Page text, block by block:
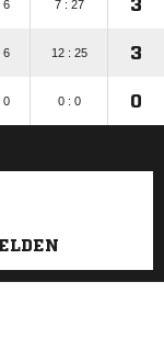
6 7 : 27 3
6 12 : 25 3
0 0 : 0 0